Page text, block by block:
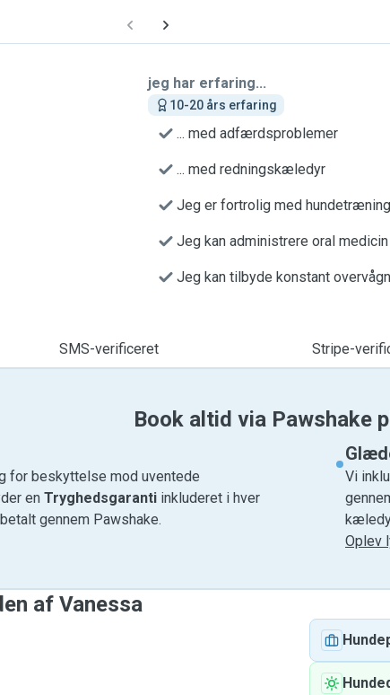
jeg har erfaring...
10-20 års erfaring
... med adfærdsproblemer
... med redningskæledyr
Jeg er fortrolig med
Jeg kan administrere oral medicin
Jeg kan tilbyde konstant
SMS-verificeret Stripe-
Book altid via Pawshake
for beskyttelse mod uventede
en Tryghedsgaranti inkluderet i hver
gennem Pawshake.
Vi
Oplev
af ​​Vanessa